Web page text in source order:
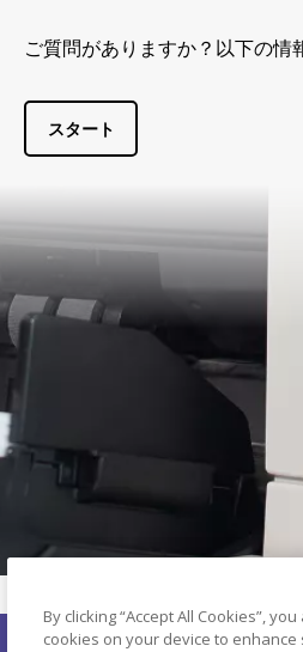
ご質問がありますか？以下の情
スタート
By clicking “Accept All Cookies”,
cookies on your device to